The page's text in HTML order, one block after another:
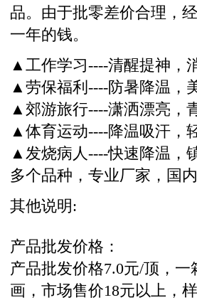
品。由于批零差价合理，
一年的钱。
▲工作学习----清醒提神，
▲劳保福利----防暑降温，
▲郊游旅行----潇洒漂亮，
▲体育运动----降温吸汗，
▲发烧病人----快速降温，
多个品种，专业厂家，国
其他说明:
产品批发价格：
产品批发价格7.0元/顶，
画，市场售价18元以上，